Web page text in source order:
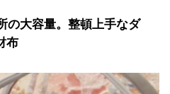
の大容量。整頓上手なダ
布